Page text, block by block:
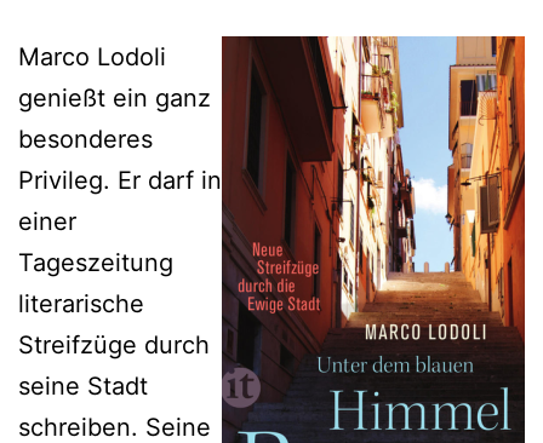
Marco Lodoli
genießt ein ganz
besonderes
Privileg. Er darf in
einer
Tageszeitung
literarische
Streifzüge durch
seine Stadt
schreiben. Seine